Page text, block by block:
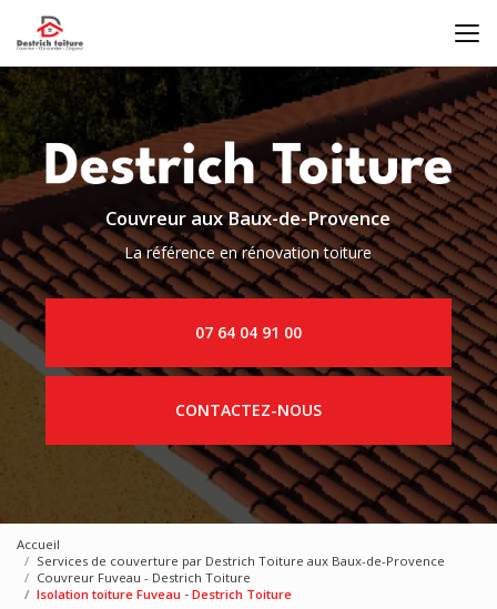
contenu
principal
Couvreur aux Baux-de-Provence
La référence en rénovation toiture
07 64 04 91 00
CONTACTEZ-NOUS
Accueil
Services de couverture par Destrich Toiture aux Baux-de-Provence
Couvreur Fuveau - Destrich Toiture
Isolation toiture Fuveau - Destrich Toiture